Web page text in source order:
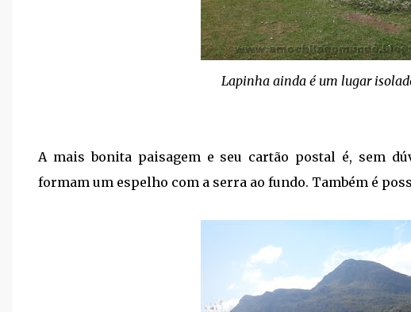
Lapinha ainda é um lugar
A mais bonita paisagem e seu cartão postal é, sem
formam um espelho com a serra ao fundo. Também é